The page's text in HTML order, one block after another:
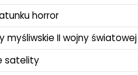
horror
myśliwskie II wojny światowej
satelity